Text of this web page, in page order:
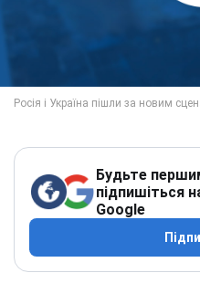
Будьте
підпишіться
Google